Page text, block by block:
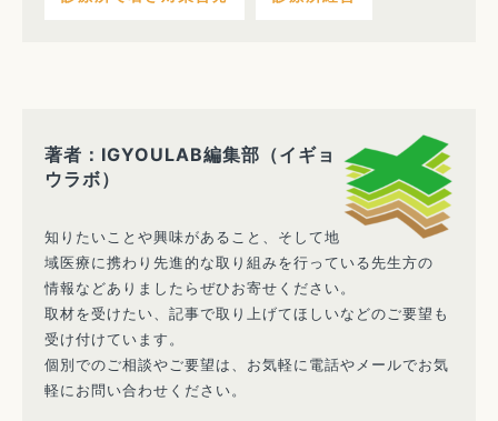
著者：IGYOULAB編集部（イギョ
ウラボ）
知りたいことや興味があること、そして地
域医療に携わり先進的な取り組みを行っている先生方の
情報などありましたらぜひお寄せください。
取材を受けたい、記事で取り上げてほしいなどのご要望も
受け付けています。
個別でのご相談やご要望は、お気軽に電話やメールでお気
軽にお問い合わせください。